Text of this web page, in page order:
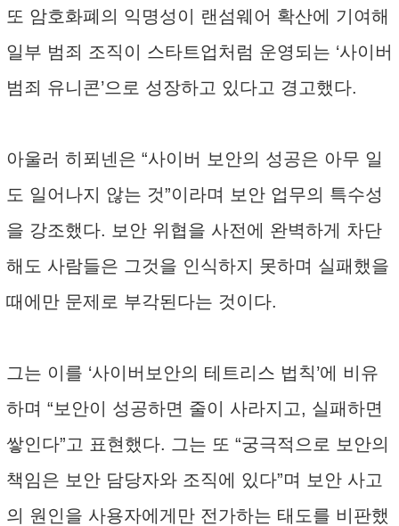
또 암호화폐의 익명성이 랜섬웨어 확산에 기여해
일부 범죄 조직이 스타트업처럼 운영되는 ‘사이버
범죄 유니콘’으로 성장하고 있다고 경고했다.
아울러 히푀넨은 “사이버 보안의 성공은 아무 일
도 일어나지 않는 것”이라며 보안 업무의 특수성
을 강조했다. 보안 위협을 사전에 완벽하게 차단
해도 사람들은 그것을 인식하지 못하며 실패했을
때에만 문제로 부각된다는 것이다.
그는 이를 ‘사이버보안의 테트리스 법칙’에 비유
하며 “보안이 성공하면 줄이 사라지고, 실패하면
쌓인다”고 표현했다. 그는 또 “궁극적으로 보안의
책임은 보안 담당자와 조직에 있다”며 보안 사고
의 원인을 사용자에게만 전가하는 태도를 비판했